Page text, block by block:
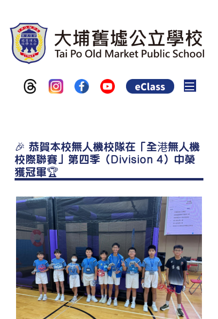
🎉 恭賀本校無人機校隊在「全港無人機
校際聯賽」第四季（Division 4）中榮
獲冠軍🏆